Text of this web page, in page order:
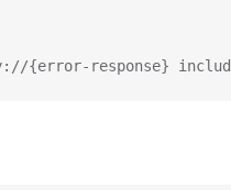
{error-response}